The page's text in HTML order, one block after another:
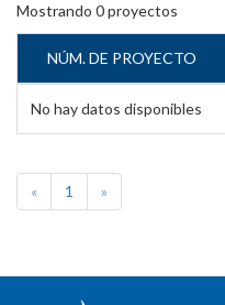
Mostrando 0proyectos
NÚM. DE PROYECTO
No hay datos disponibles
« 1 »